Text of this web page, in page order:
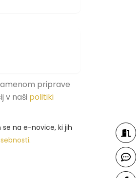
priprave
v naši politiki
na e-novice, ki jih
.